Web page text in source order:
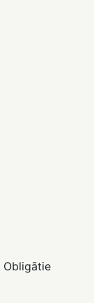
Obligātie